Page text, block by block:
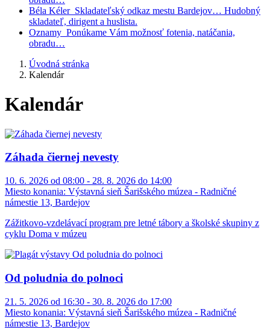
Béla Kéler Skladateľský odkaz mestu Bardejov… Hudobný
skladateľ, dirigent a huslista.
Oznamy Ponúkame Vám možnosť fotenia, natáčania,
obradu…
Úvodná stránka
Kalendár
Kalendár
Záhada čiernej nevesty
10. 6. 2026 od 08:00 - 28. 8. 2026 do 14:00
Miesto konania: Výstavná sieň Šarišského múzea - Radničné
námestie 13, Bardejov
Zážitkovo-vzdelávací program pre letné tábory a školské skupiny z
cyklu Doma v múzeu
Od poludnia do polnoci
21. 5. 2026 od 16:30 - 30. 8. 2026 do 17:00
Miesto konania: Výstavná sieň Šarišského múzea - Radničné
námestie 13, Bardejov